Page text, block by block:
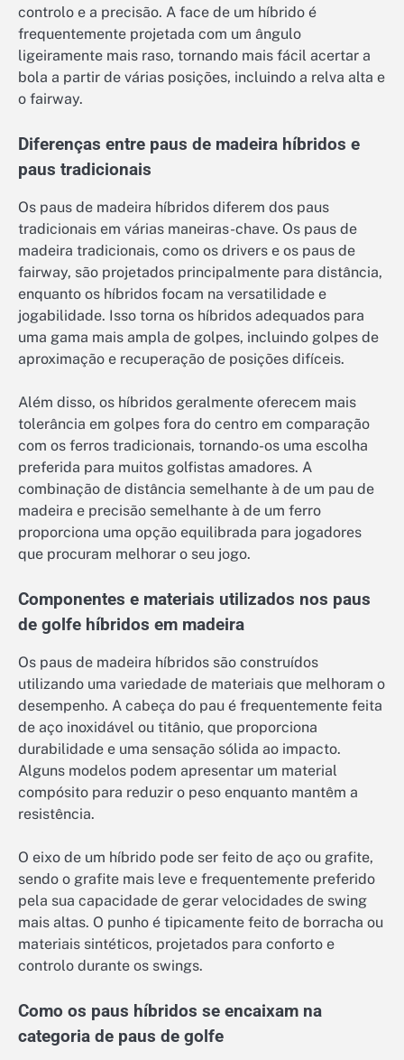
controlo e a precisão. A face de um híbrido é
frequentemente projetada com um ângulo
ligeiramente mais raso, tornando mais fácil acertar a
bola a partir de várias posições, incluindo a relva alta e
o fairway.
Diferenças entre paus de madeira híbridos e
paus tradicionais
Os paus de madeira híbridos diferem dos paus
tradicionais em várias maneiras-chave. Os paus de
madeira tradicionais, como os drivers e os paus de
fairway, são projetados principalmente para distância,
enquanto os híbridos focam na versatilidade e
jogabilidade. Isso torna os híbridos adequados para
uma gama mais ampla de golpes, incluindo golpes de
aproximação e recuperação de posições difíceis.
Além disso, os híbridos geralmente oferecem mais
tolerância em golpes fora do centro em comparação
com os ferros tradicionais, tornando-os uma escolha
preferida para muitos golfistas amadores. A
combinação de distância semelhante à de um pau de
madeira e precisão semelhante à de um ferro
proporciona uma opção equilibrada para jogadores
que procuram melhorar o seu jogo.
Componentes e materiais utilizados nos paus
de golfe híbridos em madeira
Os paus de madeira híbridos são construídos
utilizando uma variedade de materiais que melhoram o
desempenho. A cabeça do pau é frequentemente feita
de aço inoxidável ou titânio, que proporciona
durabilidade e uma sensação sólida ao impacto.
Alguns modelos podem apresentar um material
compósito para reduzir o peso enquanto mantêm a
resistência.
O eixo de um híbrido pode ser feito de aço ou grafite,
sendo o grafite mais leve e frequentemente preferido
pela sua capacidade de gerar velocidades de swing
mais altas. O punho é tipicamente feito de borracha ou
materiais sintéticos, projetados para conforto e
controlo durante os swings.
Como os paus híbridos se encaixam na
categoria de paus de golfe